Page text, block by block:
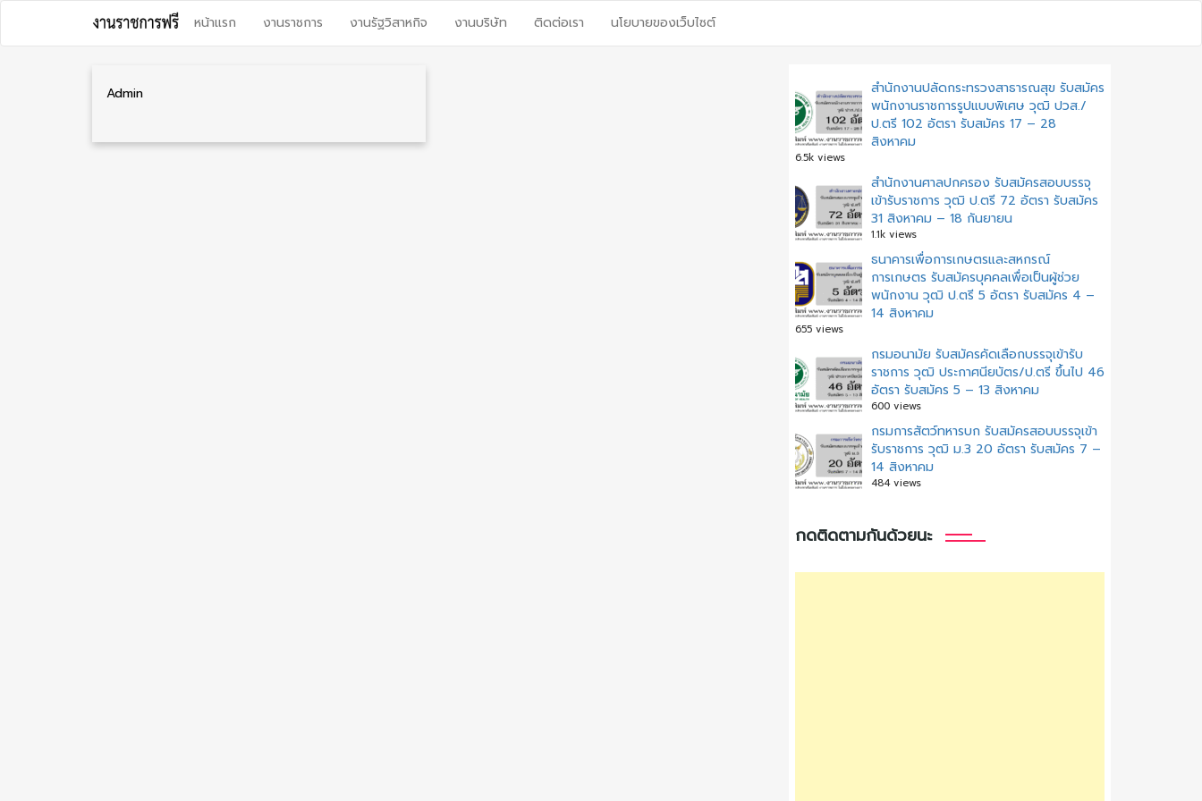
content
หน้าแรก งานราชการ งานรัฐวิสาหกิจ งานบริษัท ติดต่อเรา นโยบายของเว็บไซต์
Admin
สำนักงานปลัดกระทรวงสาธารณสุข รับสมัคร
พนักงานราชการรูปแบบพิเศษ วุฒิ ปวส./
ป.ตรี 102 อัตรา รับสมัคร 17 – 28
สิงหาคม
6.5k views
สํานักงานศาลปกครอง รับสมัครสอบบรรจุ
เข้ารับราชการ วุฒิ ป.ตรี 72 อัตรา รับสมัคร
31 สิงหาคม – 18 กันยายน
1.1k views
ธนาคารเพื่อการเกษตรและสหกรณ์
การเกษตร รับสมัครบุคคลเพื่อเป็นผู้ช่วย
พนักงาน วุฒิ ป.ตรี 5 อัตรา รับสมัคร 4 –
14 สิงหาคม
655 views
กรมอนามัย รับสมัครคัดเลือกบรรจุเข้ารับ
ราชการ วุฒิ ประกาศนียบัตร/ป.ตรี ขึ้นไป 46
อัตรา รับสมัคร 5 – 13 สิงหาคม
600 views
กรมการสัตว์ทหารบก รับสมัครสอบบรรจุเข้า
รับราชการ วุฒิ ม.3 20 อัตรา รับสมัคร 7 –
14 สิงหาคม
484 views
กดติดตามกันด้วยนะ